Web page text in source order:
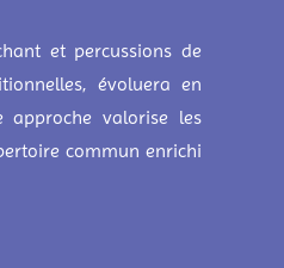
et percussions de
évoluera en
approche valorise les
commun enrichi